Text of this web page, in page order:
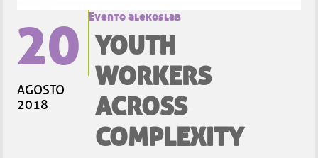
20
AGOSTO
2018
Evento alekoslab
YOUTH
WORKERS
ACROSS
COMPLEXITY